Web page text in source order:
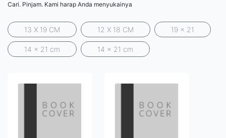
Cari. Pinjam. Kami harap Anda menyukainya
13 X 19 CM 12 X 18 CM 19 x 21
14 x 21 cm 14 x 21 cm